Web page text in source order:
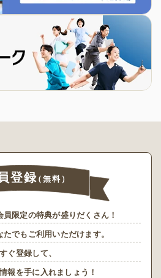
登録（無料）
限定の特典が盛りだくさん！
でもご利用いただけます。
ぐ登録して、
報を手に入れましょう！